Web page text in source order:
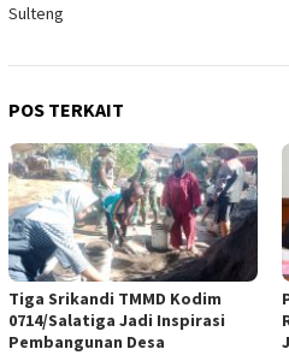
Sulteng
POS TERKAIT
Tiga Srikandi TMMD Kodim
0714/Salatiga Jadi Inspirasi
Pembangunan Desa